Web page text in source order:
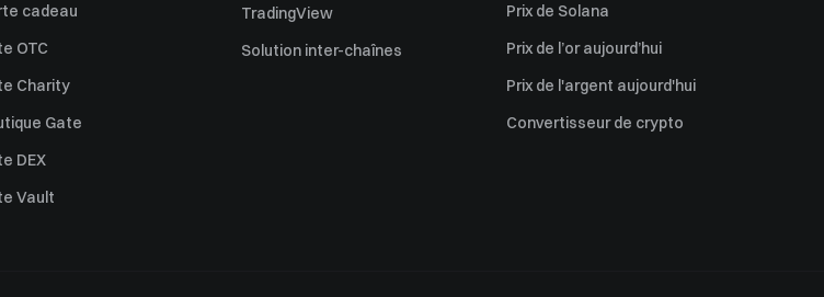
cadeau
OTC
Charity
Gate
DEX
Vault
TradingView
Solution inter-chaînes
Prix de Solana
Prix de l’or aujourd’hui
Prix de l'argent aujourd'hui
Convertisseur de crypto